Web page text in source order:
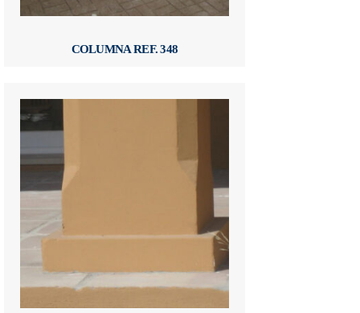
COLUMNA REF. 348